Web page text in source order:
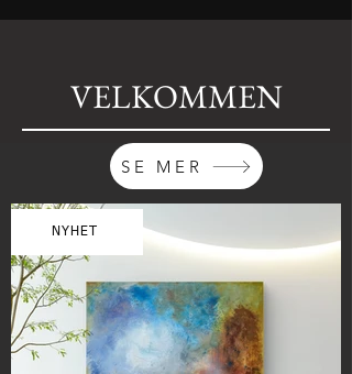
VELKOMMEN
SE MER
NYHET